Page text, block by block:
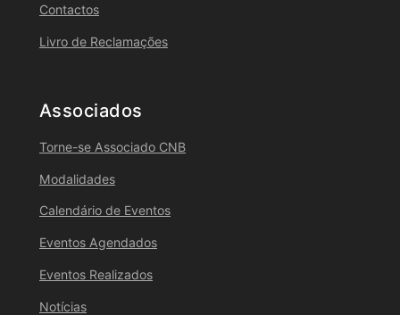
Contactos
Livro de Reclamações
Associados
Torne-se Associado CNB
Modalidades
Calendário de Eventos
Eventos Agendados
Eventos Realizados
Notícias